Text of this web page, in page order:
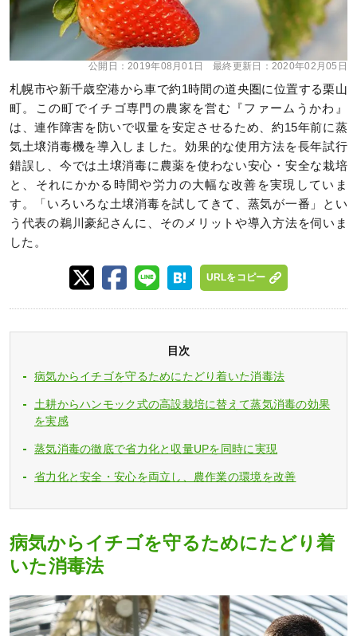
公開日：2019年08月01日 最終更新日： 2020年02月05日
札幌市や新千歳空港から車で約1時間の道央圏に位置する栗山
町。この町でイチゴ専門の農家を営む『ファームうかわ』
は、連作障害を防いで収量を安定させるため、約15年前に蒸
気土壌消毒機を導入しました。効果的な使用方法を長年試行
錯誤し、今では土壌消毒に農薬を使わない安心・安全な栽培
と、それにかかる時間や労力の大幅な改善を実現していま
す。「いろいろな土壌消毒を試してきて、蒸気が一番」とい
う代表の鵜川豪紀さんに、そのメリットや導入方法を伺いま
した。
URLをコピー
目次
病気からイチゴを守るためにたどり着いた消毒法
土耕からハンモック式の高設栽培に替えて蒸気消毒の効果
を実感
蒸気消毒の徹底で省力化と収量UPを同時に実現
省力化と安全・安心を両立し、農作業の環境を改善
病気からイチゴを守るためにたどり着
いた消毒法